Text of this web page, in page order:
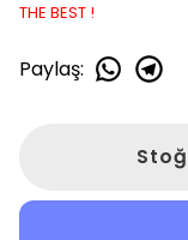
THE BEST !
Paylaş: